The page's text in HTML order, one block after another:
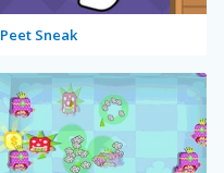
Peet Sneak